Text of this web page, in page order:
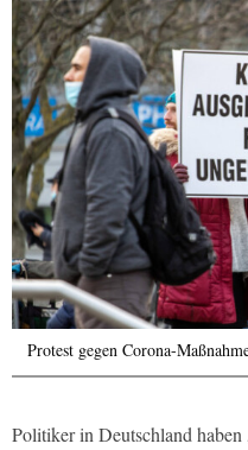
Protest gegen Corona-
Politiker in Deutschland